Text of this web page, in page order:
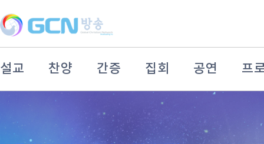
설교 찬양 간증 집회 공연 프